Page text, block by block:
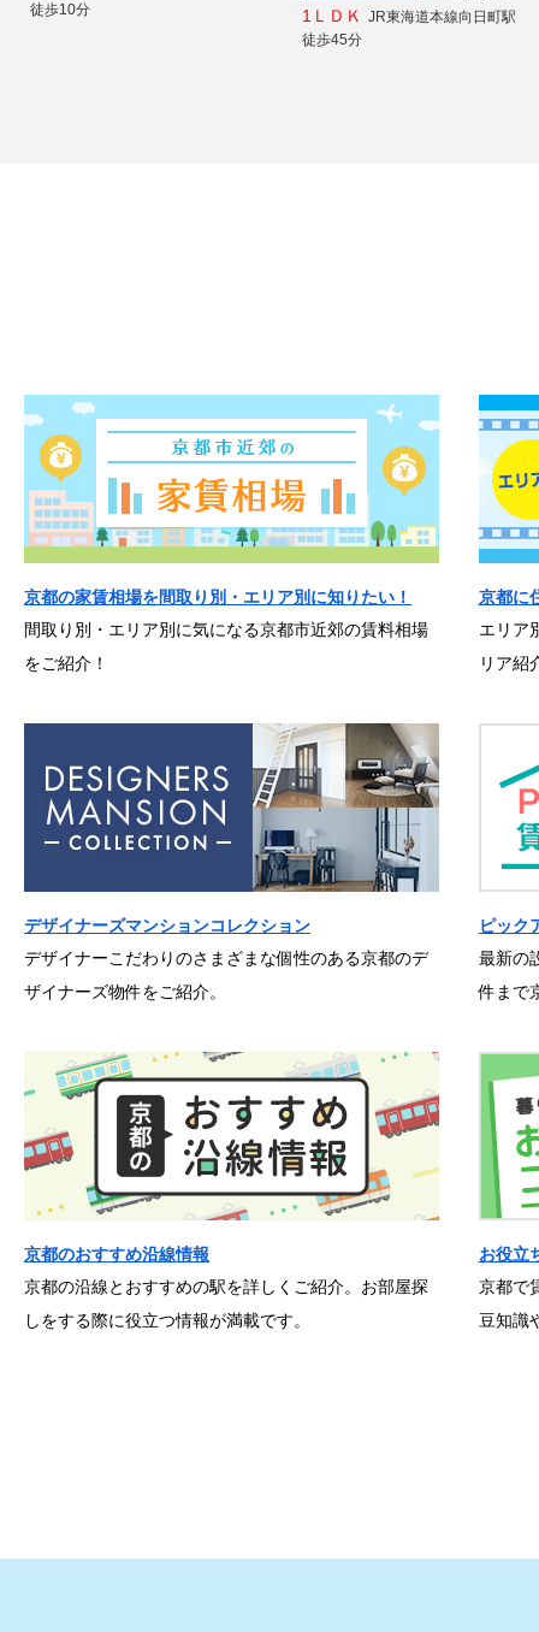
徒歩10分
1ＬＤＫ
JR東海道本線向日町駅
徒歩45分
京都の家賃相場を間取り別・エリア別に知りたい！
間取り別・エリア別に気になる京都市近郊の賃料相場
をご紹介！
京都に
エリア
リア紹
デザイナーズマンションコレクション
デザイナーこだわりのさまざまな個性のある京都のデ
ザイナーズ物件をご紹介。
ピック
最新の
件まで
京都のおすすめ沿線情報
京都の沿線とおすすめの駅を詳しくご紹介。お部屋探
しをする際に役立つ情報が満載です。
お役立
京都で
豆知識